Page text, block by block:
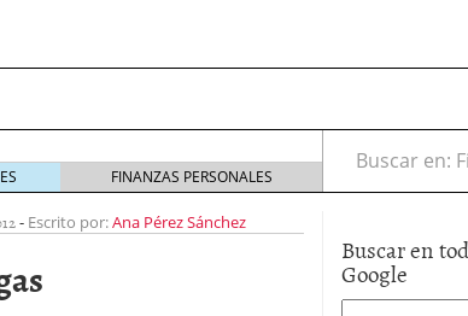
FINANZAS PERSONALES
Buscar en:
- Escrito por:Ana Pérez Sánchez
Buscar en
Google